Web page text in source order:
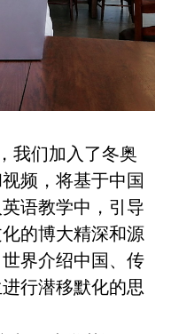
我们加入了冬奥
频，将基于中国
语教学中，引导
的博大精深和源
界介绍中国、传
行潜移默化的思